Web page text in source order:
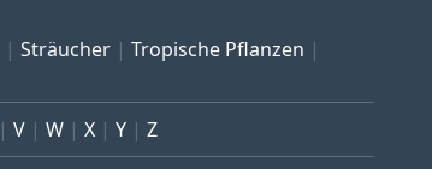
Sträucher
Tropische Pflanzen
V W X Y Z